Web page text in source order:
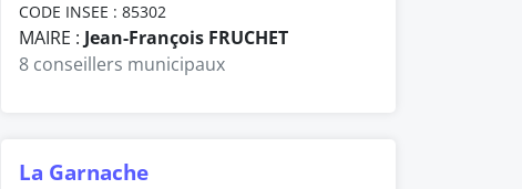
CODE INSEE : 85302
MAIRE : Jean-François FRUCHET
8 conseillers municipaux
La Garnache